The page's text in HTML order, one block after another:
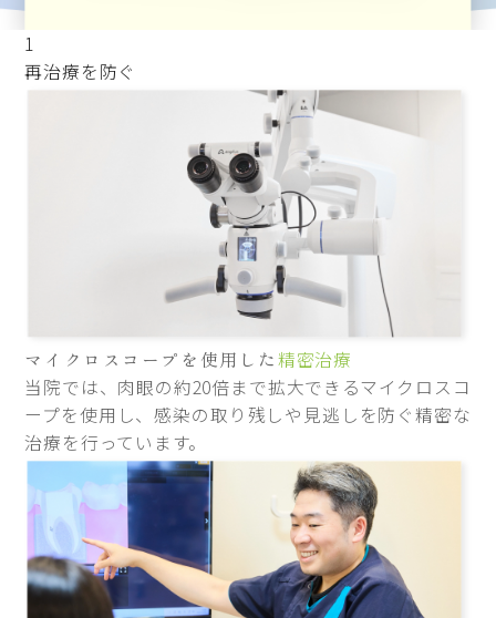
1
再治療を防ぐ
マイクロスコープを使用した精密治療
当院では、肉眼の約20倍まで拡大できるマイクロスコ
ープを使用し、感染の取り残しや見逃しを防ぐ精密な
治療を行っています。